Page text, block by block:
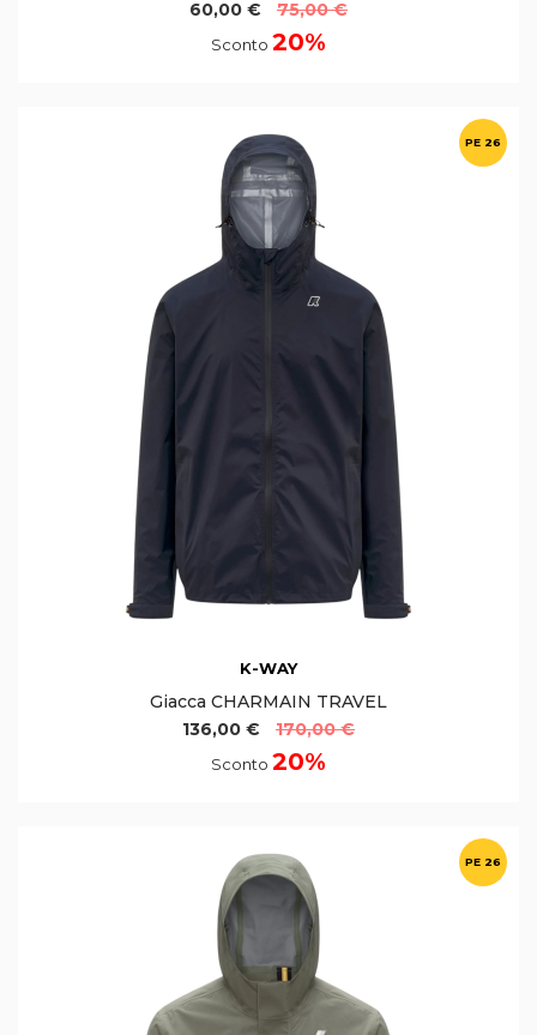
60,00 € 75,00 €
Sconto 20%
PE 26
K-WAY
Giacca CHARMAIN TRAVEL
136,00 €
170,00 €
Sconto 20%
PE 26